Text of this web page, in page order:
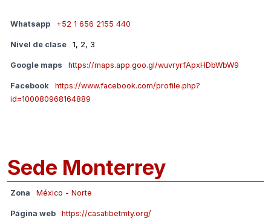
Whatsapp +52 1 656 2155 440
Nivel de clase 1, 2, 3
Google maps https://maps.app.goo.gl/wuvryrfApxHDbWbW9
Facebook
https://www.facebook.com/profile.php?
id=100080968164889
Sede Monterrey
Zona México - Norte
Página web https://casatibetmty.org/